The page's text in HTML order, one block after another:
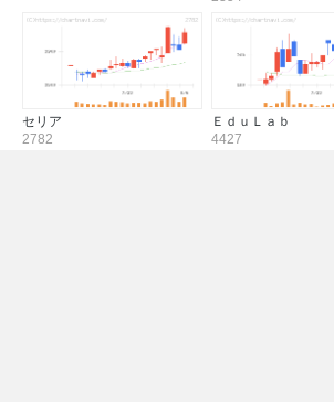
セリア
2782
ＥｄｕＬａｂ
4427